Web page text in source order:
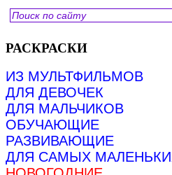
РАСКРАСКИ
ИЗ МУЛЬТФИЛЬМОВ
ДЛЯ ДЕВОЧЕК
ДЛЯ МАЛЬЧИКОВ
ОБУЧАЮЩИЕ
РАЗВИВАЮЩИЕ
ДЛЯ САМЫХ